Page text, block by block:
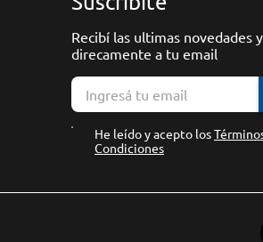
Recibí las ultimas novedades
direcamente a tu email
He leído y acepto los
Condiciones